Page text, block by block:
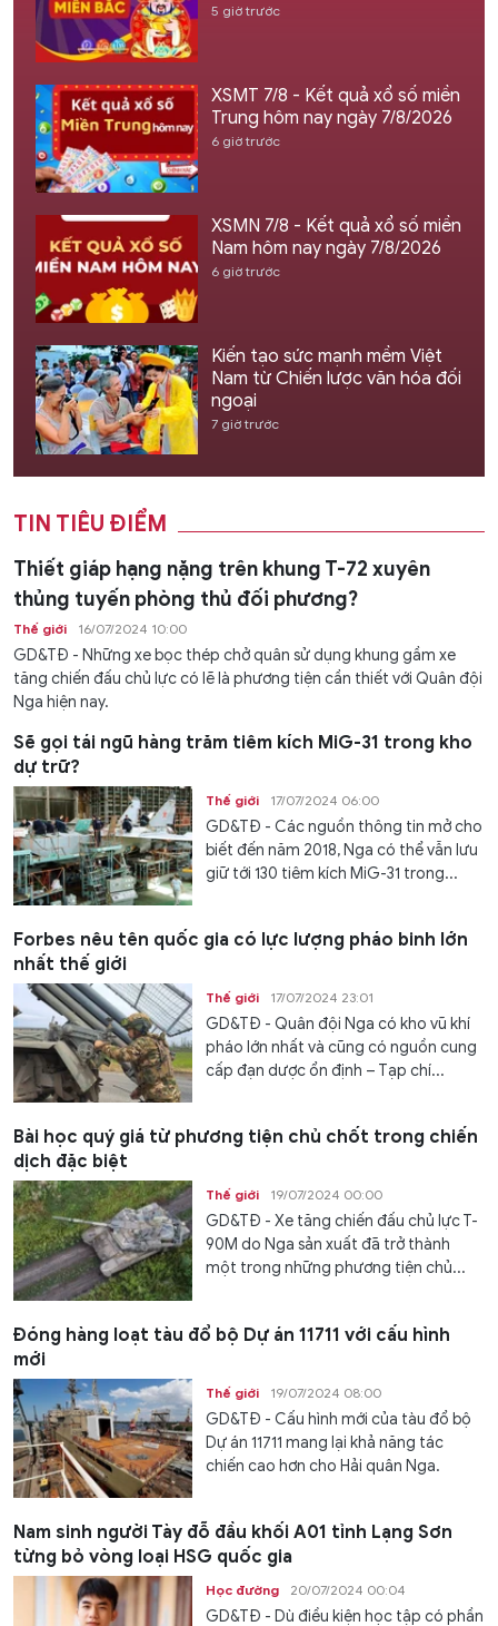
5 giờ trước
XSMT 7/8 - Kết quả xổ số miền
Trung hôm nay ngày 7/8/2026
6 giờ trước
XSMN 7/8 - Kết quả xổ số miền
Nam hôm nay ngày 7/8/2026
6 giờ trước
Kiến tạo sức mạnh mềm Việt
Nam từ Chiến lược văn hóa đối
ngoại
7 giờ trước
TIN TIÊU ĐIỂM
Thiết giáp hạng nặng trên khung T-72 xuyên
thủng tuyến phòng thủ đối phương?
Thế giới 16/07/2024 10:00
GD&TĐ - Những xe bọc thép chở quân sử dụng khung gầm xe
tăng chiến đấu chủ lực có lẽ là phương tiện cần thiết với Quân đội
Nga hiện nay.
Sẽ gọi tái ngũ hàng trăm tiêm kích MiG-31 trong kho
dự trữ?
Thế giới 17/07/2024 06:00
GD&TĐ - Các nguồn thông tin mở cho
biết đến năm 2018, Nga có thể vẫn lưu
giữ tới 130 tiêm kích MiG-31 trong...
Forbes nêu tên quốc gia có lực lượng pháo binh lớn
nhất thế giới
Thế giới 17/07/2024 23:01
GD&TĐ - Quân đội Nga có kho vũ khí
pháo lớn nhất và cũng có nguồn cung
cấp đạn dược ổn định – Tạp chí...
Bài học quý giá từ phương tiện chủ chốt trong chiến
dịch đặc biệt
Thế giới 19/07/2024 00:00
GD&TĐ - Xe tăng chiến đấu chủ lực T-
90M do Nga sản xuất đã trở thành
một trong những phương tiện chủ...
Đóng hàng loạt tàu đổ bộ Dự án 11711 với cấu hình
mới
Thế giới 19/07/2024 08:00
GD&TĐ - Cấu hình mới của tàu đổ bộ
Dự án 11711 mang lại khả năng tác
chiến cao hơn cho Hải quân Nga.
Nam sinh người Tày đỗ đầu khối A01 tỉnh Lạng Sơn
từng bỏ vòng loại HSG quốc gia
Học đường 20/07/2024 00:04
GD&TĐ - Dù điều kiện học tập có phần